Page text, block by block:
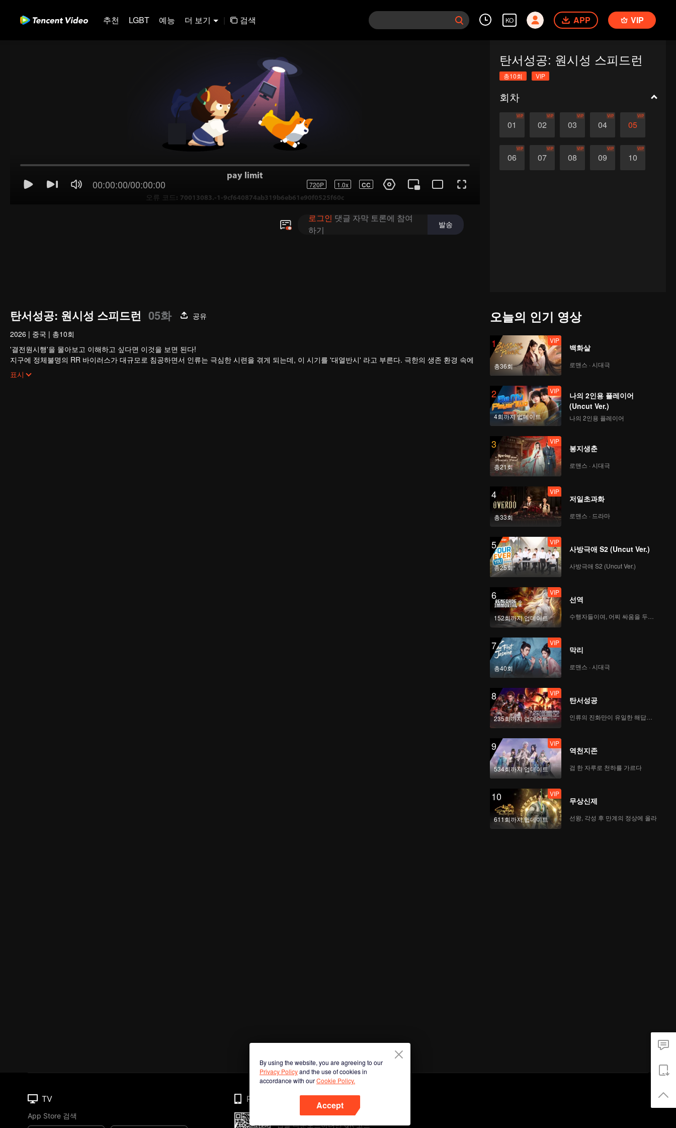
추천 LGBT 예능 더 보기 | 검색 KO APP VIP
pay limit
오류 코드: 70013083.-1-9cf640874ab319b6eb61e90f0525f60c
00:00:00/00:00:00 720P 1.0x CC
로그인 댓글 자막 토론에 참여
하기
발송
탄서성공: 원시성 스피드런
총10회 VIP
회차
01
VIP
02
VIP
03
VIP
04
VIP
05
VIP
06
VIP
07
VIP
08
VIP
09
VIP
10
VIP
탄서성공: 원시성 스피드런 05화
공유
2026 | 중국 | 총10회
'결전원시행'을 몰아보고 이해하고 싶다면 이것을 보면 된다!
지구에 정체불명의 RR 바이러스가 대규모로 침공하면서 인류는 극심한 시련을 겪게 되는데, 이 시기를 '대열반시' 라고 부른다. 극한의 생존 환경 속에
서 인류의 신체 능력은 과거와 비교할 수 없을 정도로 비약적으로 발전했으며, 그중에서도 뛰어난 자들을 '무자'라고 칭한다.
주인공 뤄펑은 무자가 되기 위해 노력하지만 그의 앞길은 순탄하지 않았다. 가장 먼저 맞닥뜨린 장애물은 가난한 가정 형편이다. 부모님은 그에게 많은
표시
오늘의 인기 영상
1
총36회
VIP
백화살
로맨스 · 시대극
2
4회까지 업데이트
VIP
나의 2인용 플레이어
(Uncut Ver.)
나의 2인용 플레이어
3
총21회
VIP
봉지생춘
로맨스 · 시대극
4
총33회
VIP
저일초과화
로맨스 · 드라마
5
총25회
VIP
사방극애 S2 (Uncut Ver.)
사방극애 S2 (Uncut Ver.)
6
152회까지 업데이트
VIP
선역
7
총40회
VIP
막리
로맨스 · 시대극
8
235회까지 업데이트
VIP
탄서성공
인류의 진화만이 유일한 해답이다
9
534회까지 업데이트
VIP
역천지존
검 한 자루로 천하를 가르다
10
611회까지 업데이트
VIP
무상신제
선왕, 각성 후 만계의 정상에 올라
By using the website, you are agreeing to our
Privacy Policyand the use of cookies in
accordance with ourCookie Policy.
Accept
TV
App Store 검색
Phone
앱을 다운로드하려면 QR 코드